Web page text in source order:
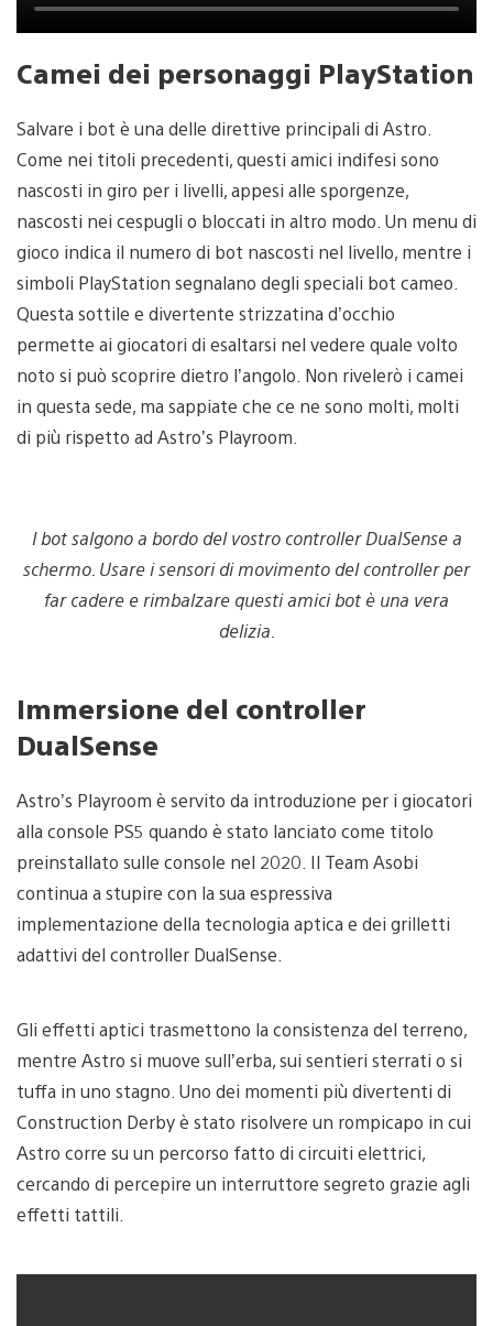
Camei dei personaggi PlayStation
Salvare i bot è una delle direttive principali di Astro.
Come nei titoli precedenti, questi amici indifesi sono
nascosti in giro per i livelli, appesi alle sporgenze,
nascosti nei cespugli o bloccati in altro modo. Un menu di
gioco indica il numero di bot nascosti nel livello, mentre i
simboli PlayStation segnalano degli speciali bot cameo.
Questa sottile e divertente strizzatina d’occhio
permette ai giocatori di esaltarsi nel vedere quale volto
noto si può scoprire dietro l’angolo. Non rivelerò i camei
in questa sede, ma sappiate che ce ne sono molti, molti
di più rispetto ad Astro’s Playroom.
I bot salgono a bordo del vostro controller DualSense a
schermo. Usare i sensori di movimento del controller per
far cadere e rimbalzare questi amici bot è una vera
delizia.
Immersione del controller
DualSense
Astro’s Playroom è servito da introduzione per i giocatori
alla console PS5 quando è stato lanciato come titolo
preinstallato sulle console nel 2020. Il Team Asobi
continua a stupire con la sua espressiva
implementazione della tecnologia aptica e dei grilletti
adattivi del controller DualSense.
Gli effetti aptici trasmettono la consistenza del terreno,
mentre Astro si muove sull’erba, sui sentieri sterrati o si
tuffa in uno stagno. Uno dei momenti più divertenti di
Construction Derby è stato risolvere un rompicapo in cui
Astro corre su un percorso fatto di circuiti elettrici,
cercando di percepire un interruttore segreto grazie agli
effetti tattili.